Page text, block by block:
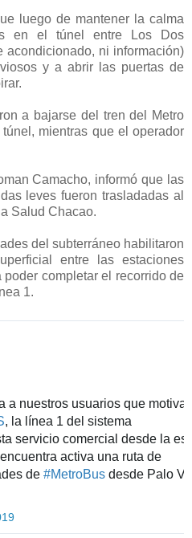
luego de mantener la calma
en el túnel entre Los Dos
acondicionado, ni información)
y a abrir las puertas de
a bajarse del tren del Metro
mientras que el operador
Camacho, informó que las
leves fueron trasladadas al
Salud Chacao.
del subterráneo habilitaron
entre las estaciones
completar el recorrido de
1.
a nuestros usuarios que
activa una ruta de
de #MetroBus desde Palo